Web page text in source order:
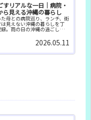
すリアルな一日｜病院・
ら見える沖縄の暮らし
母との病院巡り、ランチ、街
見えない沖縄の暮らしを丁
。雨の日の沖縄の過ごし方
2026.05.11